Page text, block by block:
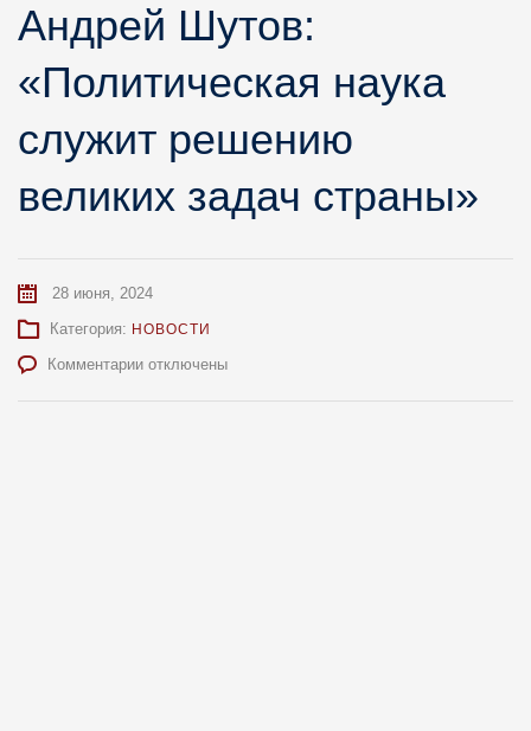
Андрей Шутов:
«Политическая наука
служит решению
великих задач страны»
28 июня, 2024
Категория: НОВОСТИ
Комментариикотключены